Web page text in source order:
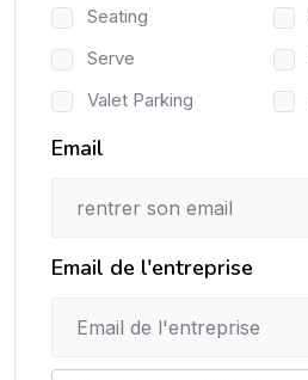
Seating
Serve
Valet Parking
Email
Email de l'entreprise